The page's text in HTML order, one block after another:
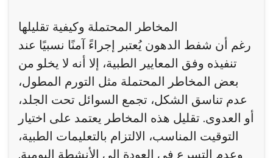
المخاطر المحتملة وكيفية تقليلها
رغم أن شفط الدهون يُعتبر إجراءً آمنًا نسبيًا عند
تنفيذه وفق المعايير الطبية، إلا أنه لا يخلو من
بعض المخاطر المحتملة مثل التورم المطول،
عدم تناسق الشكل، تجمع السوائل تحت الجلد،
أو العدوى. تقليل هذه المخاطر يعتمد على اختيار
التوقيت المناسب، الالتزام بالتعليمات الطبية،
وعدم التسرع في العودة إلى الأنشطة اليومية.